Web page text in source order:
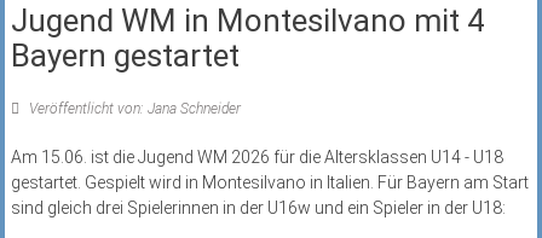
Jugend WM in Montesilvano mit 4
Bayern gestartet
Veröffentlicht von: Jana Schneider
Am 15.06. ist die Jugend WM 2026 für die Altersklassen U14 - U18
gestartet. Gespielt wird in Montesilvano in Italien. Für Bayern am Start
sind gleich drei Spielerinnen in der U16w und ein Spieler in der U18: